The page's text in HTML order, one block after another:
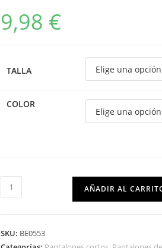
9,98 €
TALLA
COLOR
AÑADIR AL
SKU: BE0553